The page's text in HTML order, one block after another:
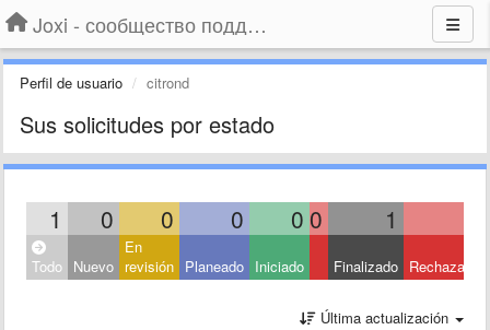
Joxi - сообщество поддержки
Perfil de usuario citrond
Sus solicitudes por estado
1 0 0 0 0 0 1
Todo Nuevo
En
revisión Planeado Iniciado Finalizado Rechazado
Última actualización